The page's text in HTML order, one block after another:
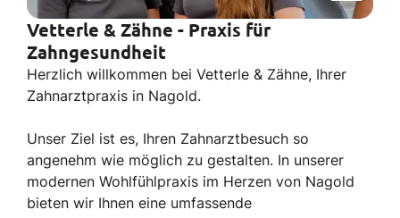
Vetterle & Zähne - Praxis für
Zahngesundheit
Herzlich willkommen bei Vetterle & Zähne, Ihrer
Zahnarztpraxis in Nagold.
Unser Ziel ist es, Ihren Zahnarztbesuch so
angenehm wie möglich zu gestalten. In unserer
modernen Wohlfühlpraxis im Herzen von Nagold
bieten wir Ihnen eine umfassende